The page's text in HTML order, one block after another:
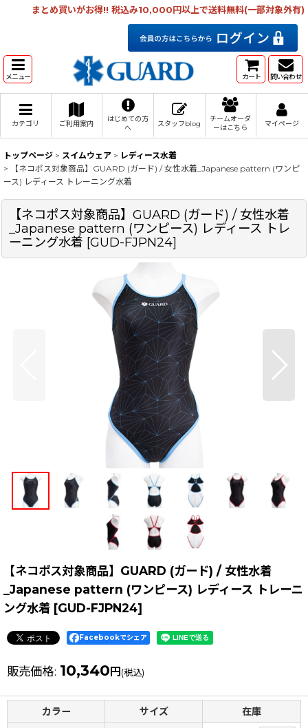
まとめ買いがお得!! 税込み10,000円以上で送料無料(一部対象外有)
メニュー カート 問い合わせ
カテゴリ ご利用案内
はじめての方
へ
スタッフblog
チームオーダ
ーはこちら
マイページ
トップページ > スイムウェア > レディース水着
>
【ネコポス対象商品】GUARD (ガード) / 女性水着_Japanese pattern (ワンピ
ース) レディース トレーニング水着
【ネコポス対象商品】GUARD (ガード) / 女性水着
_Japanese pattern (ワンピース) レディース トレ
ーニング水着 [GUD-FJPN24]
【ネコポス対象商品】GUARD (ガード) / 女性水着
_Japanese pattern (ワンピース) レディース トレーニ
ング水着 [GUD-FJPN24]
Facebookでシェア
販売価格: 10,340 円 (税込)
カラー サイズ 在庫